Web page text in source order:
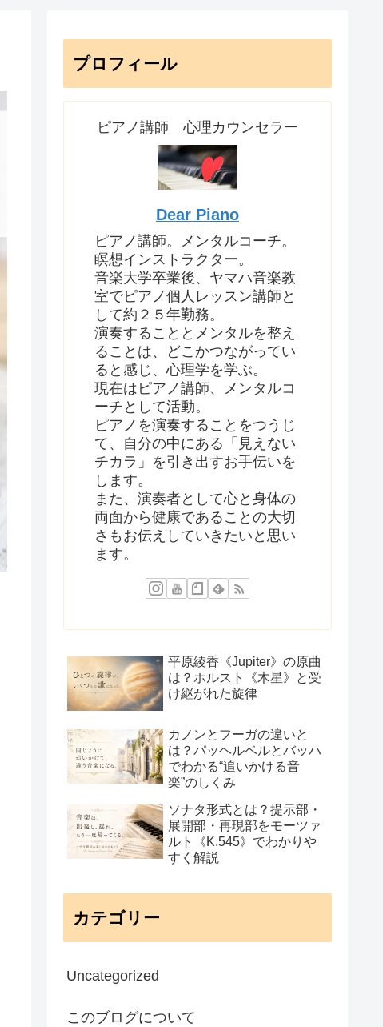
プロフィール
ピアノ講師 心理カウンセラー
Dear Piano
ピアノ講師。メンタルコーチ。
瞑想インストラクター。
音楽大学卒業後、ヤマハ音楽教
室でピアノ個人レッスン講師と
して約２５年勤務。
演奏することとメンタルを整え
ることは、どこかつながってい
ると感じ、心理学を学ぶ。
現在はピアノ講師、メンタルコ
ーチとして活動。
ピアノを演奏することをつうじ
て、自分の中にある「見えない
チカラ」を引き出すお手伝いを
します。
また、演奏者として心と身体の
両面から健康であることの大切
さもお伝えしていきたいと思い
ます。
平原綾香《Jupiter》の原曲
は？ホルスト《木星》と受
け継がれた旋律
カノンとフーガの違いと
は？パッヘルベルとバッハ
でわかる“追いかける音
楽”のしくみ
ソナタ形式とは？提示部・
展開部・再現部をモーツァ
ルト《K.545》でわかりや
すく解説
カテゴリー
Uncategorized
このブログについて